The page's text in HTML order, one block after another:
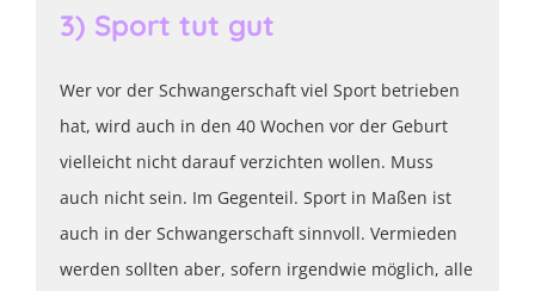
3) Sport tut gut
Wer vor der Schwangerschaft viel Sport betrieben
hat, wird auch in den 40 Wochen vor der Geburt
vielleicht nicht darauf verzichten wollen. Muss
auch nicht sein. Im Gegenteil. Sport in Maßen ist
auch in der Schwangerschaft sinnvoll. Vermieden
werden sollten aber, sofern irgendwie möglich, alle